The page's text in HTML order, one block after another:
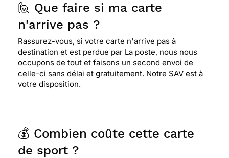
🙋 Que faire si ma carte
n'arrive pas ?
Rassurez-vous, si votre carte n'arrive pas à
destination et est perdue par La poste, nous nous
occupons de tout et faisons un second envoi de
celle-ci sans délai et gratuitement. Notre SAV est à
votre disposition.
💰 Combien coûte cette carte
de sport ?